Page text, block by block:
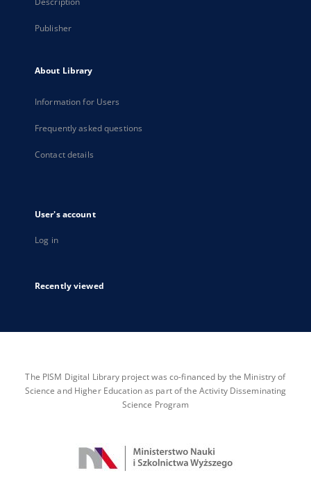
Publisher
About Library
Information for Users
Frequently asked questions
Contact details
User's account
Log in
Recently viewed
The PISM Digital Library project was co-financed by the Ministry of
Science and Higher Education as part of the Activity Disseminating
Science Program